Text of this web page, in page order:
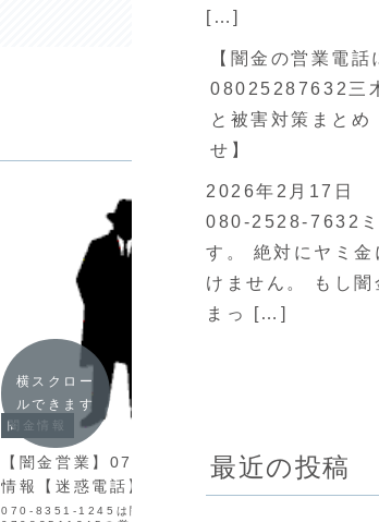
闇金情報
【闇金営業】07083511245の
情報【迷惑電話】
070-8351-1245は闇金です。闇金
闇金情報
詐欺融資」。知ら
と、取り返しの
横スクロー
ルできます
[…]
【闇金の営業電話
08025287632三
と被害対策まとめ
せ】
2026年2月17日
080-2528-7632ミ
す。 絶対にヤミ金
けません。 もし闇
まっ […]
最近の投稿